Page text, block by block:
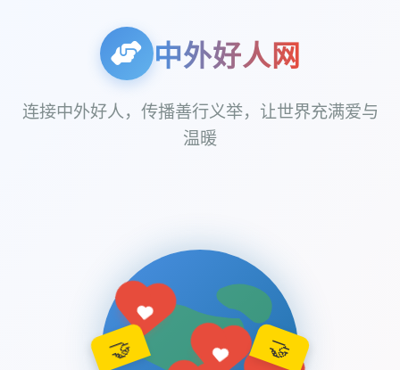
中外好人网
连接中外好人，传播善行义举，让世界充满爱与
温暖
🤝 🤝